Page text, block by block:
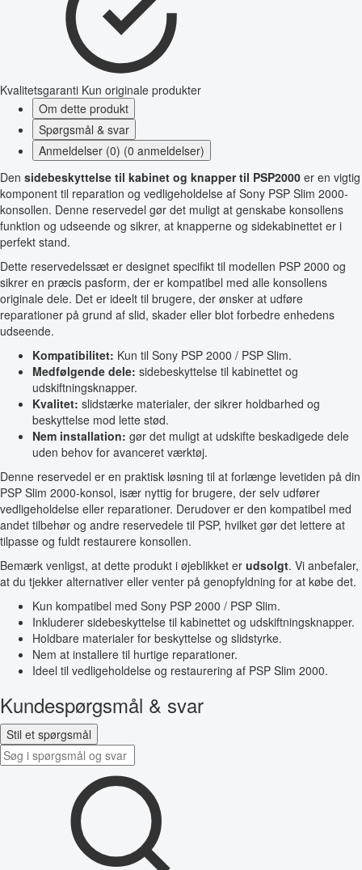
Kvalitetsgaranti Kun originale produkter
Om dette produkt
Spørgsmål & svar
Anmeldelser (0) (0 anmeldelser)
Den sidebeskyttelse til kabinet og knapper til PSP2000 er en vigtig
komponent til reparation og vedligeholdelse af Sony PSP Slim 2000-
konsollen. Denne reservedel gør det muligt at genskabe konsollens
funktion og udseende og sikrer, at knapperne og sidekabinettet er i
perfekt stand.
Dette reservedelssæt er designet specifikt til modellen PSP 2000 og
sikrer en præcis pasform, der er kompatibel med alle konsollens
originale dele. Det er ideelt til brugere, der ønsker at udføre
reparationer på grund af slid, skader eller blot forbedre enhedens
udseende.
Kompatibilitet: Kun til Sony PSP 2000 / PSP Slim.
Medfølgende dele: sidebeskyttelse til kabinettet og
udskiftningsknapper.
Kvalitet: slidstærke materialer, der sikrer holdbarhed og
beskyttelse mod lette stød.
Nem installation: gør det muligt at udskifte beskadigede dele
uden behov for avanceret værktøj.
Denne reservedel er en praktisk løsning til at forlænge levetiden på din
PSP Slim 2000-konsol, især nyttig for brugere, der selv udfører
vedligeholdelse eller reparationer. Derudover er den kompatibel med
andet tilbehør og andre reservedele til PSP, hvilket gør det lettere at
tilpasse og fuldt restaurere konsollen.
Bemærk venligst, at dette produkt i øjeblikket er udsolgt. Vi anbefaler,
at du tjekker alternativer eller venter på genopfyldning for at købe det.
Kun kompatibel med Sony PSP 2000 / PSP Slim.
Inkluderer sidebeskyttelse til kabinettet og udskiftningsknapper.
Holdbare materialer for beskyttelse og slidstyrke.
Nem at installere til hurtige reparationer.
Ideel til vedligeholdelse og restaurering af PSP Slim 2000.
Kundespørgsmål & svar
Stil et spørgsmål